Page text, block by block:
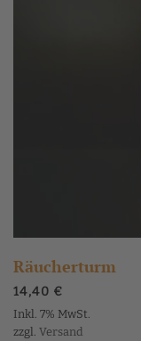
Räucherturm
14,40 €
Inkl. 7% MwSt.
zzgl. Versand